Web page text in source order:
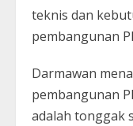
teknis dan
pembangunan
Darmawan
pembangunan
adalah tonggak